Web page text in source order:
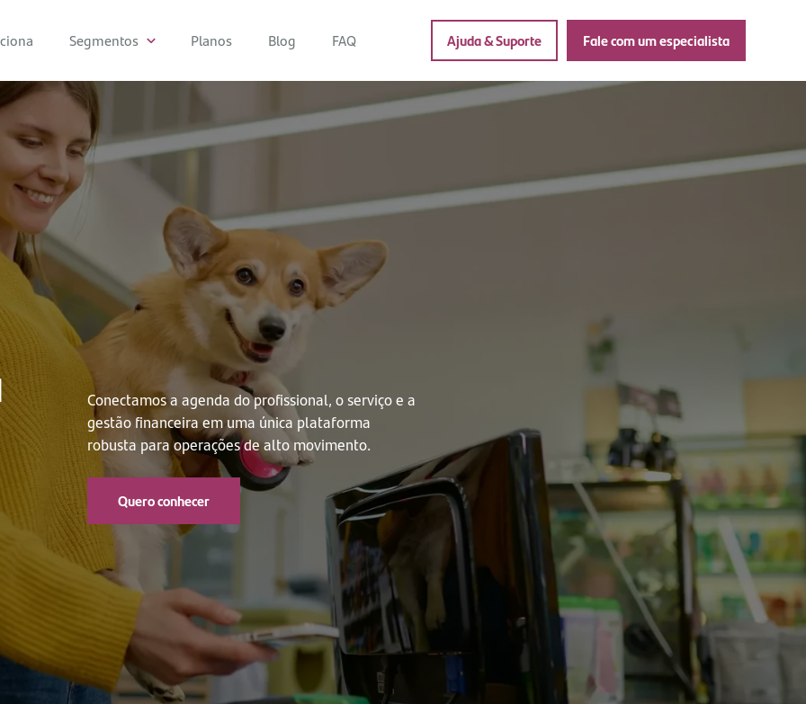
Segmentos Planos Blog FAQ Ajuda & Suporte Fale com um especialista
Conectamos a agenda do profissional, o serviço e a
gestão financeira em uma única plataforma
robusta para operações de alto movimento.
Quero conhecer